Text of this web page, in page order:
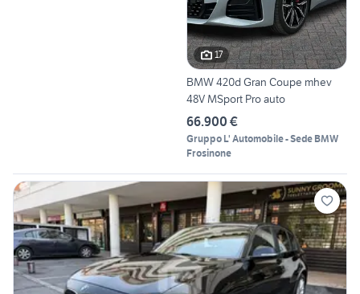
17
BMW 420d Gran Coupe mhev
48V MSport Pro auto
66.900 €
Gruppo L' Automobile - Sede BMW
Frosinone